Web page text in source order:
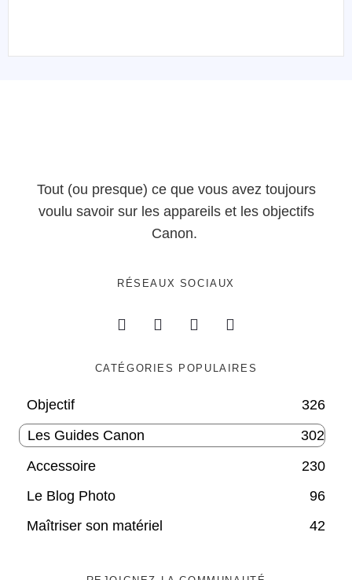
Tout (ou presque) ce que vous avez toujours
voulu savoir sur les appareils et les objectifs
Canon.
RÉSEAUX SOCIAUX
CATÉGORIES POPULAIRES
Objectif
326
Les Guides Canon
302
Accessoire
230
Le Blog Photo
96
Maîtriser son matériel
42